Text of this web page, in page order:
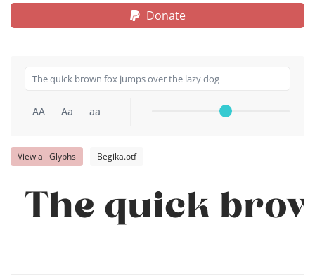
Donate
AA Aa aa
View all Glyphs Begika.otf
The quick